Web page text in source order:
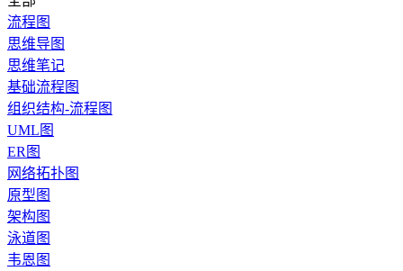
流程图
思维导图
思维笔记
基础流程图
组织结构-流程图
UML图
ER图
网络拓扑图
原型图
架构图
泳道图
韦恩图